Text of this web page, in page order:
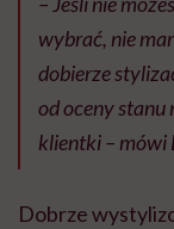
wybrać, nie
dobierze
od oceny
klientki – mówi
Dobrze